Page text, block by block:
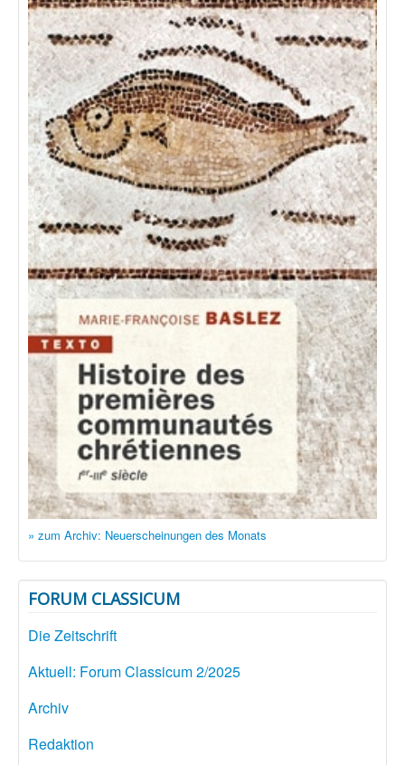
» zum Archiv: Neuerscheinungen des Monats
FORUM CLASSICUM
Die Zeitschrift
Aktuell: Forum Classicum 2/2025
Archiv
Redaktion